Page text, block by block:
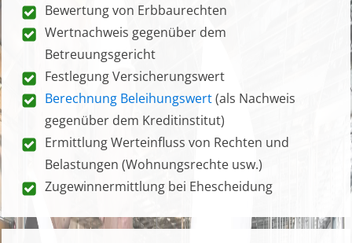
Bewertung von Erbbaurechten
Wertnachweis gegenüber dem
Betreuungsgericht
Festlegung Versicherungswert
Berechnung Beleihungswert(als Nachweis
gegenüber dem Kreditinstitut)
Ermittlung Werteinfluss von Rechten und
Belastungen (Wohnungsrechte usw.)
Zugewinnermittlung bei Ehescheidung